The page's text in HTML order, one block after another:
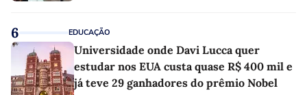
6 EDUCAÇÃO
Universidade onde Davi Lucca quer
estudar nos EUA custa quase R$ 400 mil e
já teve 29 ganhadores do prêmio Nobel